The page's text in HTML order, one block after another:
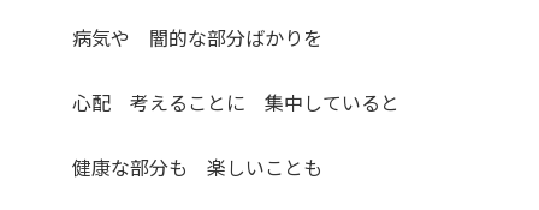
病気や 闇的な部分ばかりを
心配 考えることに 集中していると
健康な部分も 楽しいことも